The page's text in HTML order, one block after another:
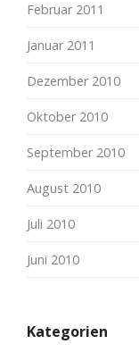
Februar 2011
Januar 2011
Dezember 2010
Oktober 2010
September 2010
August 2010
Juli 2010
Juni 2010
Kategorien